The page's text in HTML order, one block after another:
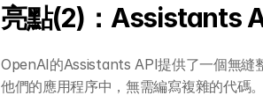
亮點(2)：Assistants
OpenAI的Assistants API提供了一個無縫
他們的應用程序中，無需編寫複雜的代碼。